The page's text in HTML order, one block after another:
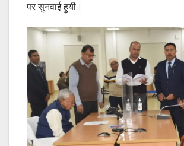
पर सुनवाई हुयी।